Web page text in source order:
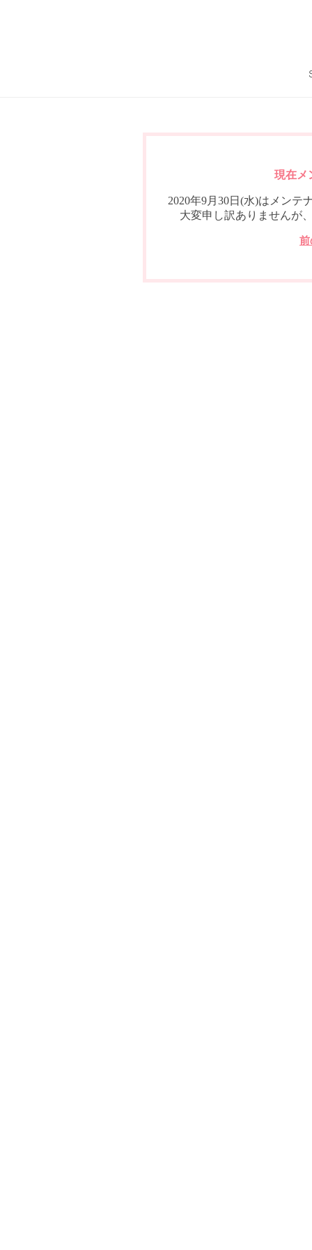
現在メ
2020年9月30日(水)はメンテ
大変申し訳ありませんが
前